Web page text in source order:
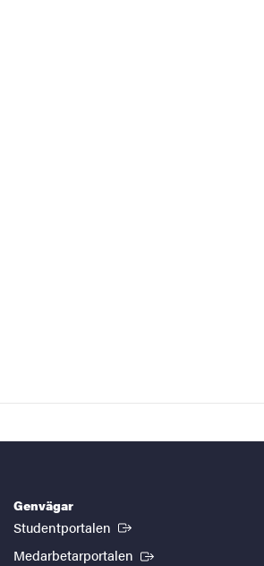
Genvägar
Studentportalen (Extern länk)
Medarbetarportalen (Extern länk)